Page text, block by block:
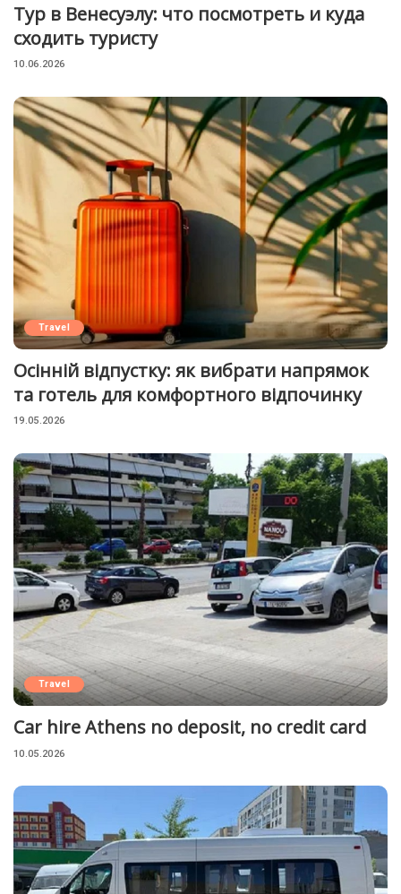
Тур в Венесуэлу: что посмотреть и куда
сходить туристу
10.06.2026
Travel
Осінній відпустку: як вибрати напрямок
та готель для комфортного відпочинку
19.05.2026
Travel
Car hire Athens no deposit, no credit card
10.05.2026